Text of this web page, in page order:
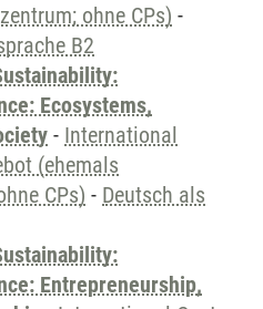
ohne CPs) -
B2
Ecosystems,
- International
(ehemals
CPs) - Deutsch als
Entrepreneurship,